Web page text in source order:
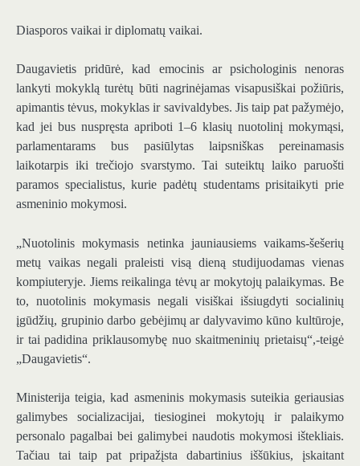
Diasporos vaikai ir diplomatų vaikai.
Daugavietis pridūrė, kad emocinis ar psichologinis nenoras
lankyti mokyklą turėtų būti nagrinėjamas visapusiškai požiūris,
apimantis tėvus, mokyklas ir savivaldybes. Jis taip pat pažymėjo,
kad jei bus nuspręsta apriboti 1–6 klasių nuotolinį mokymąsi,
parlamentarams bus pasiūlytas laipsniškas pereinamasis
laikotarpis iki trečiojo svarstymo. Tai suteiktų laiko paruošti
paramos specialistus, kurie padėtų studentams prisitaikyti prie
asmeninio mokymosi.
„Nuotolinis mokymasis netinka jauniausiems vaikams-šešerių
metų vaikas negali praleisti visą dieną studijuodamas vienas
kompiuteryje. Jiems reikalinga tėvų ar mokytojų palaikymas. Be
to, nuotolinis mokymasis negali visiškai išsiugdyti socialinių
įgūdžių, grupinio darbo gebėjimų ar dalyvavimo kūno kultūroje,
ir tai padidina priklausomybę nuo skaitmeninių prietaisų“,-teigė
„Daugavietis“.
Ministerija teigia, kad asmeninis mokymasis suteikia geriausias
galimybes socializacijai, tiesioginei mokytojų ir palaikymo
personalo pagalbai bei galimybei naudotis mokymosi ištekliais.
Tačiau tai taip pat pripažįsta dabartinius iššūkius, įskaitant